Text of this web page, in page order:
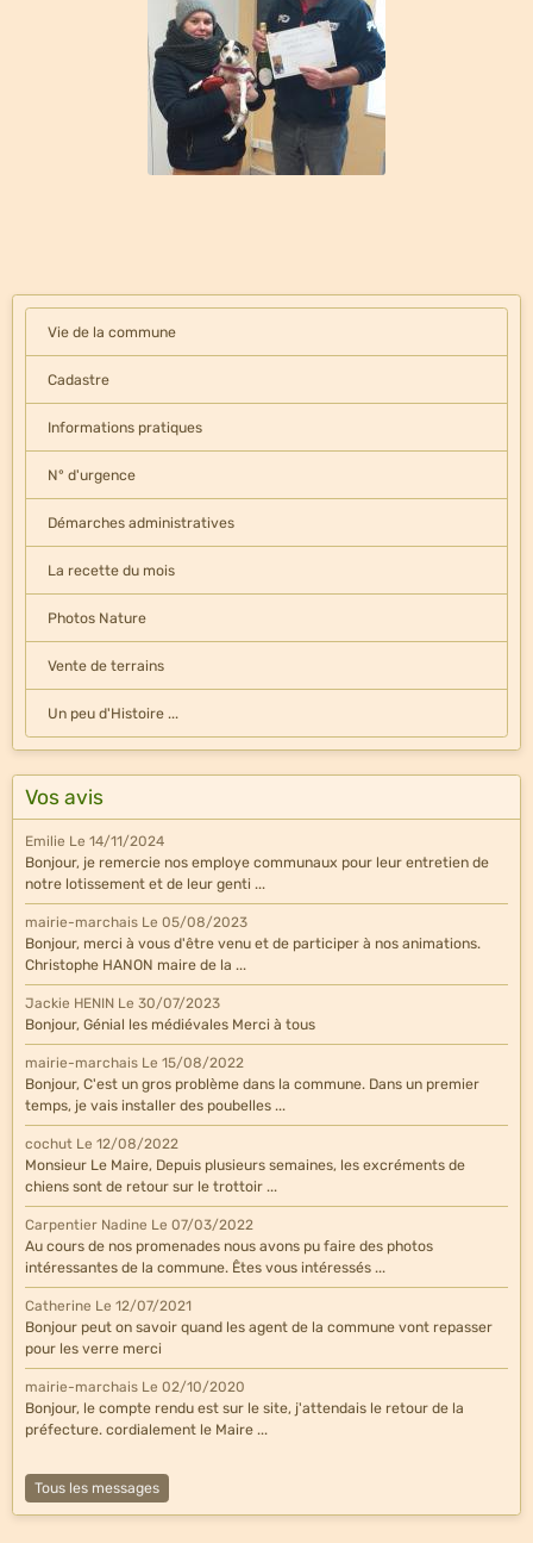
Vie de la commune
Cadastre
Informations pratiques
N° d'urgence
Démarches administratives
La recette du mois
Photos Nature
Vente de terrains
Un peu d'Histoire ...
Vos avis
Emilie Le 14/11/2024
Bonjour, je remercie nos employe communaux pour leur entretien de
notre lotissement et de leur genti ...
mairie-marchais Le 05/08/2023
Bonjour, merci à vous d'être venu et de participer à nos animations.
Christophe HANON maire de la ...
Jackie HENIN Le 30/07/2023
Bonjour, Génial les médiévales Merci à tous
mairie-marchais Le 15/08/2022
Bonjour, C'est un gros problème dans la commune. Dans un premier
temps, je vais installer des poubelles ...
cochut Le 12/08/2022
Monsieur Le Maire, Depuis plusieurs semaines, les excréments de
chiens sont de retour sur le trottoir ...
Carpentier Nadine Le 07/03/2022
Au cours de nos promenades nous avons pu faire des photos
intéressantes de la commune. Êtes vous intéressés ...
Catherine Le 12/07/2021
Bonjour peut on savoir quand les agent de la commune vont repasser
pour les verre merci
mairie-marchais Le 02/10/2020
Bonjour, le compte rendu est sur le site, j'attendais le retour de la
préfecture. cordialement le Maire ...
Tous les messages